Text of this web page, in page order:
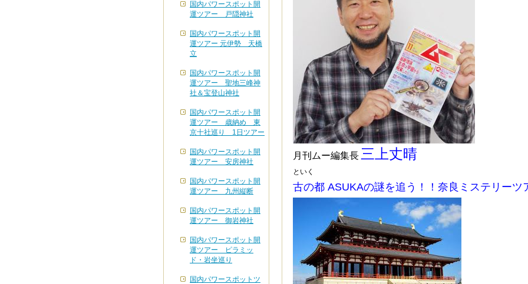
月刊ムー編集長 三上丈晴
といく
古の都 ASUKAの謎を追う！！奈良ミステリーツ
国内パワースポット開
運ツアー 戸隠神社
国内パワースポット開
運ツアー 元伊勢 天橋
立
国内パワースポット開
運ツアー 聖地三峰神
社＆宝登山神社
国内パワースポット開
運ツアー 歳納め 東
京十社巡り 1日ツアー
国内パワースポット開
運ツアー 安房神社
国内パワースポット開
運ツアー 九州縦断
国内パワースポット開
運ツアー 御岩神社
国内パワースポット開
運ツアー ピラミッ
ド・岩坐巡り
国内パワースポットツ